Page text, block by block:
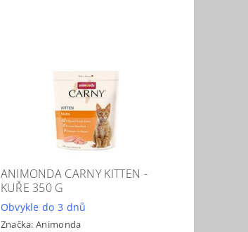
ANIMONDA CARNY KITTEN -
KUŘE 350 G
Obvykle do 3 dnů
Značka:Animonda